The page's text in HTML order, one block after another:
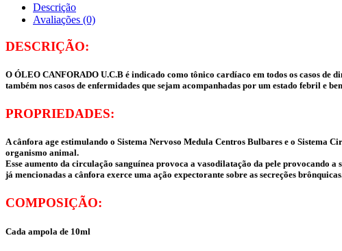
Descrição
Avaliações (0)
DESCRIÇÃO:
O ÓLEO CANFORADO U.C.B é indicado como tônico cardíaco em todos os casos
também nos casos de enfermidades que sejam acompanhadas por um estado febril e
PROPRIEDADES:
A cânfora age estimulando o Sistema Nervoso Medula Centros Bulbares e o Sistema
organismo animal.
Esse aumento da circulação sanguínea provoca a vasodilatação da pele provocando
já mencionadas a cânfora exerce uma ação expectorante sobre as secreções
COMPOSIÇÃO:
Cada ampola de 10ml